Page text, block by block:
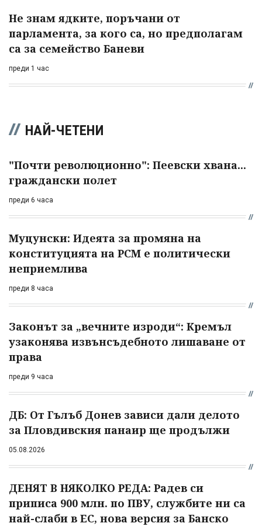
Не знам ядките, поръчани от
парламента, за кого са, но предполагам
са за семейство Баневи
преди 1 час
НАЙ-ЧЕТЕНИ
"Почти революционно": Пеевски хвана...
граждански полет
преди 6 часа
Муцунски: Идеята за промяна на
конституцията на РСМ е политически
неприемлива
преди 8 часа
Законът за „вечните изроди“: Кремъл
узаконява извънсъдебното лишаване от
права
преди 9 часа
ДБ: От Гълъб Донев зависи дали делото
за Пловдивския панаир ще продължи
05.08.2026
ДЕНЯТ В НЯКОЛКО РЕДА: Радев си
приписа 900 млн. по ПВУ, службите ни са
най-слаби в ЕС, нова версия за Банско